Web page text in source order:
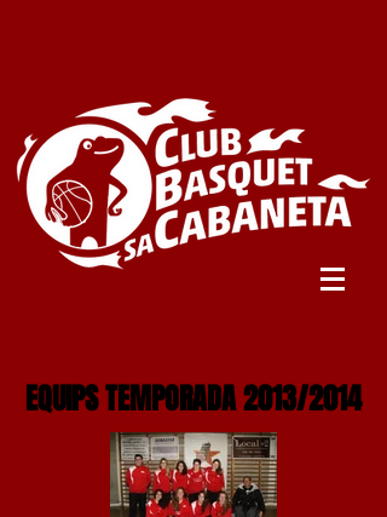
EQUIPS TEMPORADA 2013/2014